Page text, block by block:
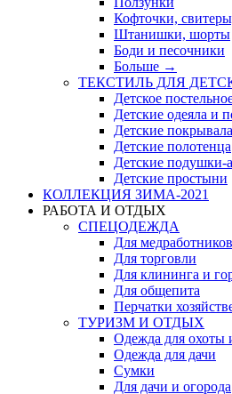
Кофточки,
Штанишки, шорты
Боди и песочники
Больше →
ТЕКСТИЛЬ ДЛЯ
Детское
Детские одеяла и
Детские
Детские полотенца
Детские подушки-
Детские простыни
КОЛЛЕКЦИЯ ЗИМА-2021
РАБОТА И ОТДЫХ
СПЕЦОДЕЖДА
Для медработников
Для торговли
Для клининга и
Для общепита
Перчатки
ТУРИЗМ И ОТДЫХ
Одежда для охоты
Одежда для дачи
Сумки
Для дачи и огорода